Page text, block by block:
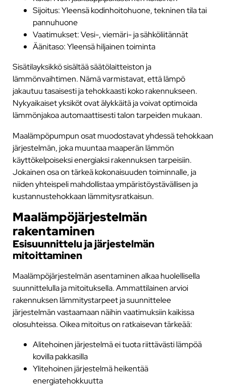
Sijoitus: Yleensä kodinhoitohuone, tekninen tila tai
pannuhuone
Vaatimukset: Vesi-, viemäri- ja sähköliitännät
Äänitaso: Yleensä hiljainen toiminta
Sisätilayksikkö sisältää säätölaitteiston ja
lämmönvaihtimen. Nämä varmistavat, että lämpö
jakautuu tasaisesti ja tehokkaasti koko rakennukseen.
Nykyaikaiset yksiköt ovat älykkäitä ja voivat optimoida
lämmönjakoa automaattisesti talon tarpeiden mukaan.
Maalämpöpumpun osat muodostavat yhdessä tehokkaan
järjestelmän, joka muuntaa maaperän lämmön
käyttökelpoiseksi energiaksi rakennuksen tarpeisiin.
Jokainen osa on tärkeä kokonaisuuden toiminnalle, ja
niiden yhteispeli mahdollistaa ympäristöystävällisen ja
kustannustehokkaan lämmitysratkaisun.
Maalämpöjärjestelmän
rakentaminen
Esisuunnittelu ja järjestelmän
mitoittaminen
Maalämpöjärjestelmän asentaminen alkaa huolellisella
suunnittelulla ja mitoituksella. Ammattilainen arvioi
rakennuksen lämmitystarpeet ja suunnittelee
järjestelmän vastaamaan näihin vaatimuksiin kaikissa
olosuhteissa. Oikea mitoitus on ratkaisevan tärkeää:
Alitehoinen järjestelmä ei tuota riittävästi lämpöä
kovilla pakkasilla
Ylitehoinen järjestelmä heikentää
energiatehokkuutta